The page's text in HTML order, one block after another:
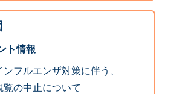
ト情報
フルエンザ対策に伴う、
覧の中止について